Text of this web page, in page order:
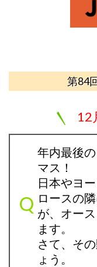
第84
12
年内最後
マス！
日本やヨ
ロースの
が、オー
ます。
さて、そ
ょう。